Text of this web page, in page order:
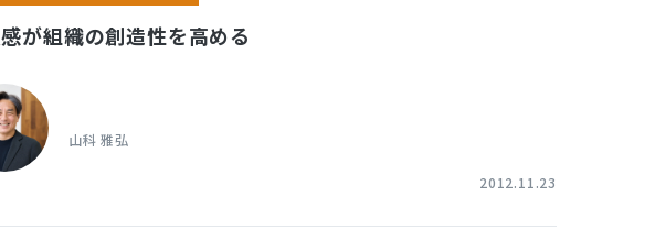
が組織の創造性を高める
山科 雅弘
2012.11.23